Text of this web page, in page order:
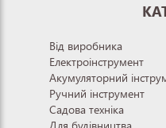
Від виробника
Електроінструмент
Акумуляторний
Ручний інструмент
Садова техніка
Для будівництва